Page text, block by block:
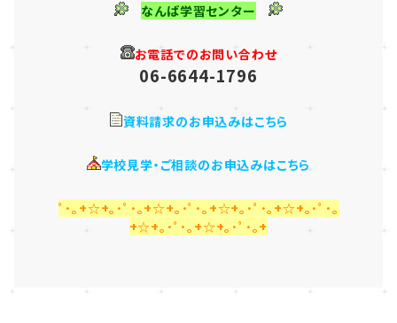
なんば学習センター
お電話でのお問い合わせ
06-6644-1796
資料請求のお申込みはこちら
学校見学・ご相談のお申込みはこちら
ﾟ･｡+☆+｡･ﾟ･｡+☆+｡･ﾟ･｡+☆+｡･ﾟ･｡+☆+｡･ﾟ･｡
+☆+｡･ﾟ･｡+☆+｡･ﾟ･｡+